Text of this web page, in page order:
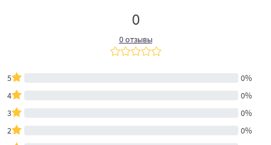
0
0 отзывы
5
0%
4
0%
3
0%
2
0%